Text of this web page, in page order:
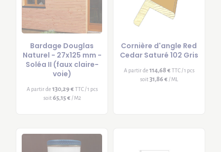
Bardage Douglas
Naturel - 27x125 mm -
Soléa II (faux claire-
voie)
A partir de 130,29 € TTC / 1 pcs
soit65,15 € / M2
Cornière d'angle Red
Cedar Saturé 102 Gris
A partir de 114,68 € TTC / 1 pcs
soit31,86 € / ML